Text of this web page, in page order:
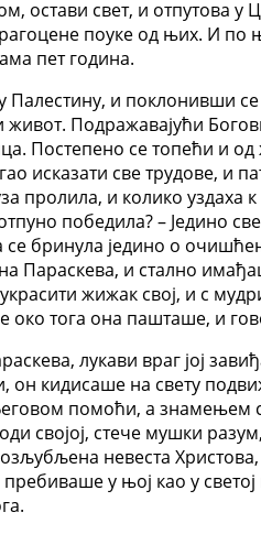
остави свет, и
поуке од њих. И по
пет година.
Палестину, и поклонивши
Подражавајући
Постепено се топећи и
исказати све трудове, и
пролила, и колико
победила? – Једино
бринула једино о
Параскева, и стално
жижак свој, и с
тога она пашташе, и
лукави враг јој
он кидисаше на свету
помоћи, а знамењем
својој, стече мушки
невеста
у њој као у